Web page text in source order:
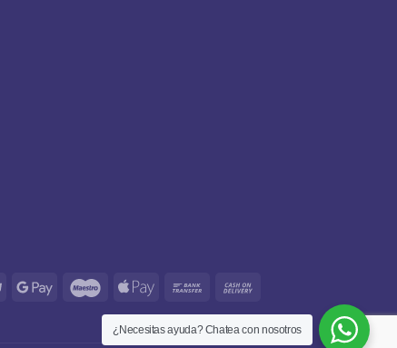
¿Necesitas ayuda? Chatea con nosotros
PayPal
Google
Maestro Apple
Bank
Delivery